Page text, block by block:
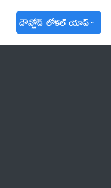
డౌన్లోడ్ లోకల్ యాప్